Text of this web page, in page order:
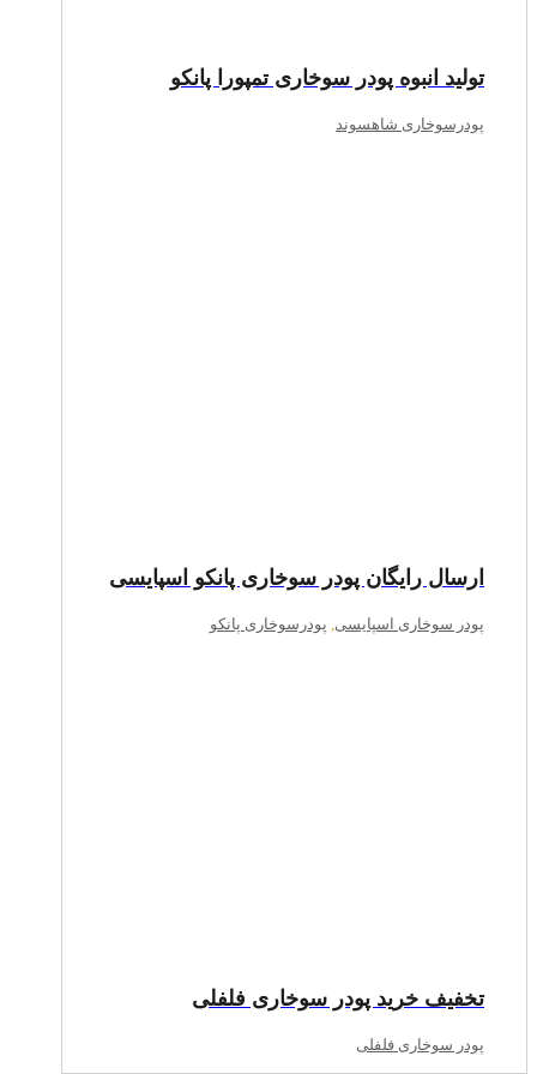
تولید انبوه پودر سوخاری تمپورا پانکو
پودرسوخاری شاهسوند
ارسال رایگان پودر سوخاری پانکو اسپایسی
پودر سوخاری اسپایسی, پودرسوخاری پانکو
تخفیف خرید پودر سوخاری فلفلی
پودر سوخاری فلفلی